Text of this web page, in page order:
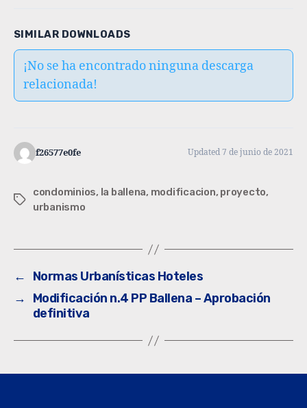
SIMILAR DOWNLOADS
¡No se ha encontrado ninguna descarga
relacionada!
f26577e0fe Updated 7 de junio de 2021
condominios, la ballena, modificacion, proyecto,
urbanismo
←
Normas Urbanísticas Hoteles
→
Modificación n.4 PP Ballena – Aprobación
definitiva